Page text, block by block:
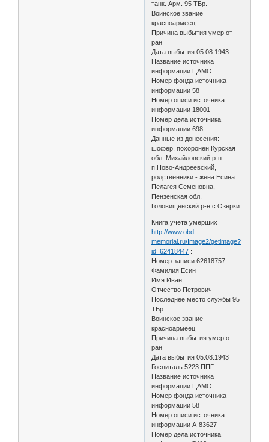
танк. Арм. 95 ТБр.
Воинское звание
красноармеец
Причина выбытия умер от
ран
Дата выбытия 05.08.1943
Название источника
информации ЦАМО
Номер фонда источника
информации 58
Номер описи источника
информации 18001
Номер дела источника
информации 698.
Данные из донесения:
шофер, похоронен Курская
обл. Михайловский р-н
п.Ново-Андреевский,
родственники - жена Есина
Пелагея Семеновна,
Пензенская обл.
Головищенский р-н с.Озерки.
Книга учета умерших
http://www.obd-
memorial.ru/Image2/getimage?
id=62418447 :
Номер записи 62618757
Фамилия Есин
Имя Иван
Отчество Петрович
Последнее место службы 95
ТБр
Воинское звание
красноармеец
Причина выбытия умер от
ран
Дата выбытия 05.08.1943
Госпиталь 5223 ППГ
Название источника
информации ЦАМО
Номер фонда источника
информации 58
Номер описи источника
информации А-83627
Номер дела источника